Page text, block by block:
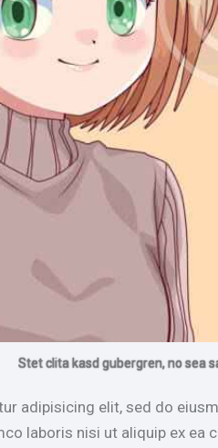
Stet clita kasd gubergren, no sea
adipisicing elit, sed do
laboris nisi ut aliquip ex